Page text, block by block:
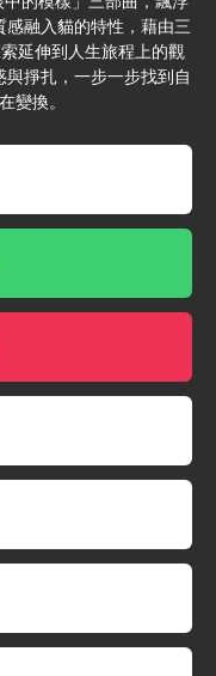
融入貓的特性，藉由三
延伸到人生旅程上的觀
掙扎，一步一步找到自
變換。